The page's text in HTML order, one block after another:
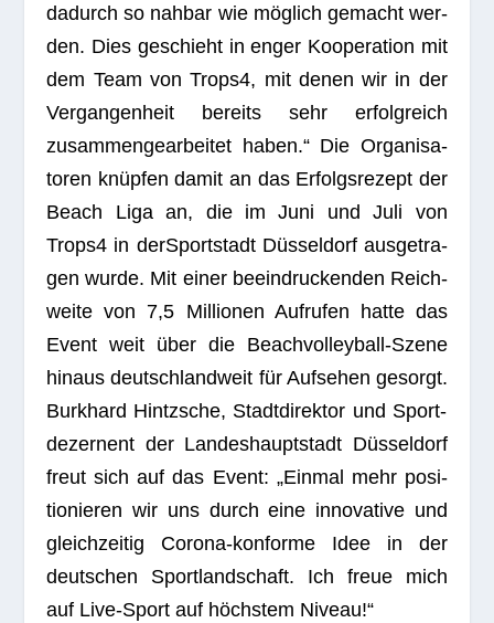
dadurch so nah­bar wie mög­lich gemacht wer­
den. Dies geschieht in enger Koope­ra­tion mit
dem Team von Trops4, mit denen wir in der
Ver­gan­gen­heit bereits sehr erfolg­reich
zusam­men­ge­ar­bei­tet haben.“ Die Orga­ni­sa­
to­ren knüp­fen damit an das Erfolgs­re­zept der
Beach Ligaan, die im Juni und Juli von
Trops4 in derSport­stadt Düs­sel­dorf aus­ge­tra­
gen wurde. Mit einer beein­dru­cken­den Reich­
weite von 7,5 Mil­lio­nen Auf­ru­fen hatte das
Event weit über die Beach­vol­ley­ball-Szene
hin­aus deutsch­land­weit für Auf­se­hen gesorgt.
Burk­hard Hintzsche, Stadt­di­rek­tor und Sport­
de­zer­nent der Lan­des­haupt­stadt Düs­sel­dorf
freut sich auf das Event: „Ein­mal mehr posi­
tio­nie­ren wir uns durch eine inno­va­tive und
gleich­zei­tig Corona-kon­forme Idee in der
deut­schen Sport­land­schaft. Ich freue mich
auf Live-Sport auf höchs­tem Niveau!“